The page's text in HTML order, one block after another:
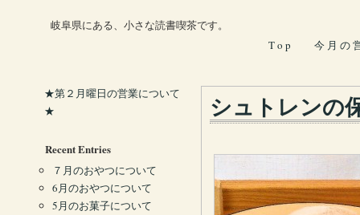
岐阜県にある、小さな読書喫茶です。
T o p
今 月 の
シュトレンの
★第２月曜日の営業について
★
Recent Entries
７月のおやつについて
6月のおやつについて
5月のお菓子について